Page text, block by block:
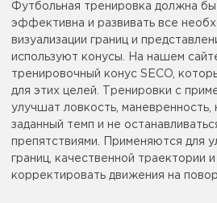
Футбольная тренировка должна
эффективна и развивать все
визуализации границ и
используют конусы. На нашем
тренировочный конус SECO,
для этих целей. Тренировки с
улучшат ловкость, маневренность,
заданный темп и не
препятствиями. Применяются для
границ, качественной траектории
корректировать движения на